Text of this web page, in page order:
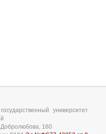
университет
Добролюбова, 160